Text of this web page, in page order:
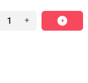
+